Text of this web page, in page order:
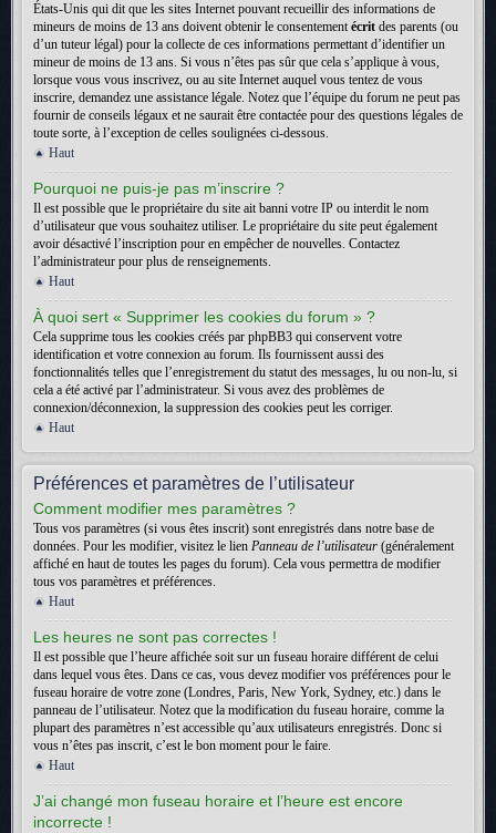
États-Unis qui dit que les sites Internet pouvant recueillir des informations de
mineurs de moins de 13 ans doivent obtenir le consentementécrit des parents (ou
d’un tuteur légal) pour la collecte de ces informations permettant d’identifier un
mineur de moins de 13 ans. Si vous n’êtes pas sûr que cela s’applique à vous,
lorsque vous vous inscrivez, ou au site Internet auquel vous tentez de vous
inscrire, demandez une assistance légale. Notez que l’équipe du forum ne peut pas
fournir de conseils légaux et ne saurait être contactée pour des questions légales de
toute sorte, à l’exception de celles soulignées ci-dessous.
Haut
Pourquoi ne puis-je pas m’inscrire ?
Il est possible que le propriétaire du site ait banni votre IP ou interdit le nom
d’utilisateur que vous souhaitez utiliser. Le propriétaire du site peut également
avoir désactivé l’inscription pour en empêcher de nouvelles. Contactez
l’administrateur pour plus de renseignements.
Haut
À quoi sert « Supprimer les cookies du forum » ?
Cela supprime tous les cookies créés par phpBB3 qui conservent votre
identification et votre connexion au forum. Ils fournissent aussi des
fonctionnalités telles que l’enregistrement du statut des messages, lu ou non-lu, si
cela a été activé par l’administrateur. Si vous avez des problèmes de
connexion/déconnexion, la suppression des cookies peut les corriger.
Haut
Préférences et paramètres de l’utilisateur
Comment modifier mes paramètres ?
Tous vos paramètres (si vous êtes inscrit) sont enregistrés dans notre base de
données. Pour les modifier, visitez le lien Panneau de l’utilisateur (généralement
affiché en haut de toutes les pages du forum). Cela vous permettra de modifier
tous vos paramètres et préférences.
Haut
Les heures ne sont pas correctes !
Il est possible que l’heure affichée soit sur un fuseau horaire différent de celui
dans lequel vous êtes. Dans ce cas, vous devez modifier vos préférences pour le
fuseau horaire de votre zone (Londres, Paris, New York, Sydney, etc.) dans le
panneau de l’utilisateur. Notez que la modification du fuseau horaire, comme la
plupart des paramètres n’est accessible qu’aux utilisateurs enregistrés. Donc si
vous n’êtes pas inscrit, c’est le bon moment pour le faire.
Haut
J’ai changé mon fuseau horaire et l’heure est encore
incorrecte !